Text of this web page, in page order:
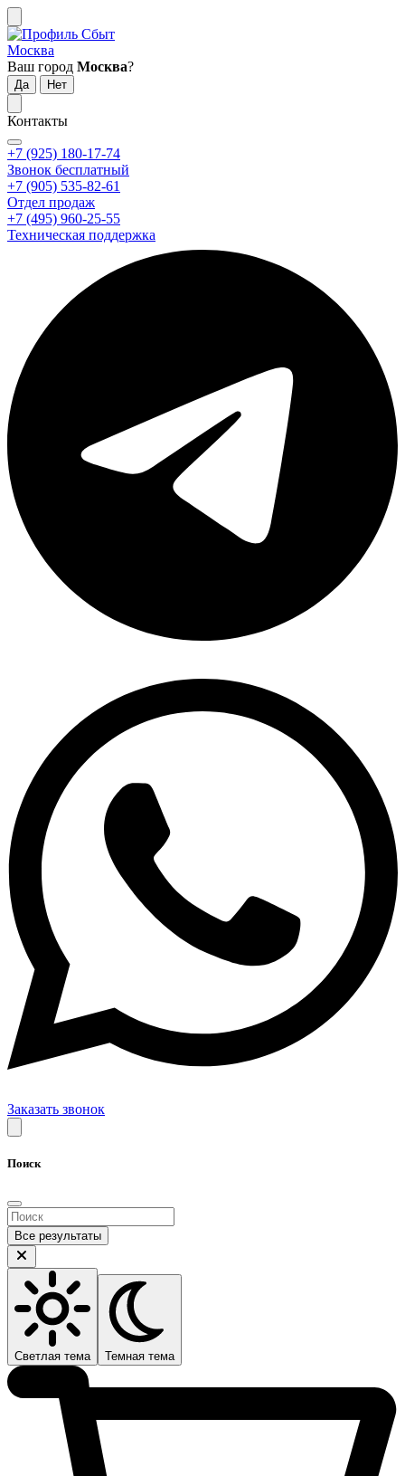
Москва
Ваш город Москва?
Контакты
+7 (925) 180-17-74
Звонок бесплатный
+7 (905) 535-82-61
Отдел продаж
+7 (495) 960-25-55
Техническая поддержка
Заказать звонок
Поиск
Все результаты
Светлая тема Темная тема